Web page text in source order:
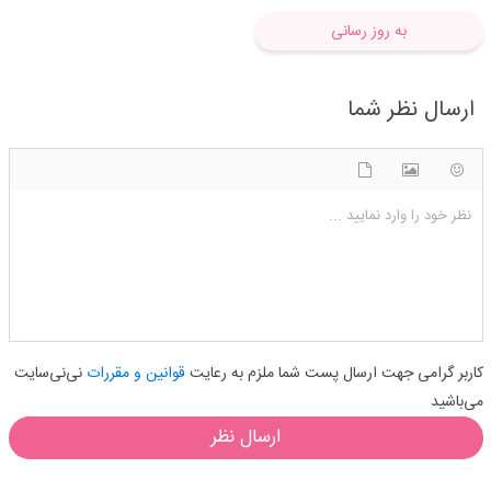
به روز رسانی
ارسال نظر شما
نظر خود را وارد نمایید ...
کاربر گرامی جهت ارسال پست شما ملزم به رعایت قوانین و مقرراتنی‌نی‌سایت
می‌باشید
ارسال نظر